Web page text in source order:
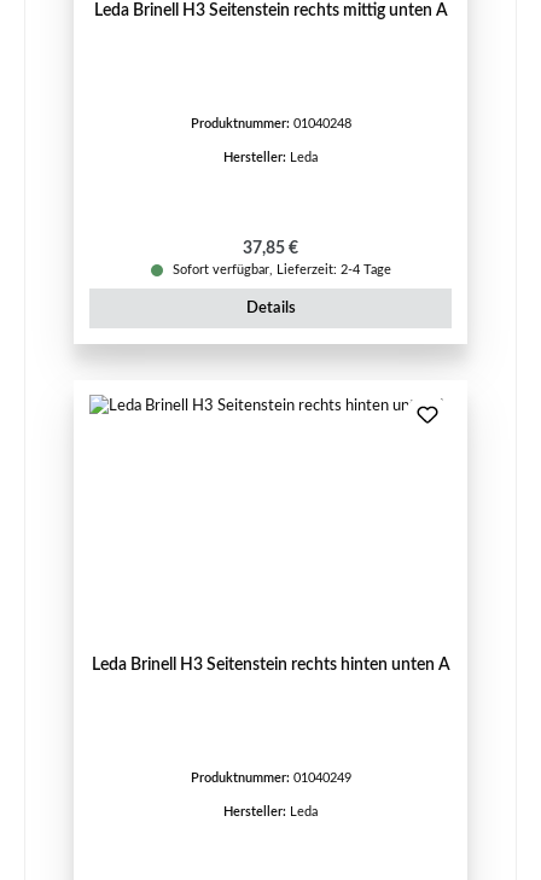
Leda Brinell H3 Seitenstein rechts mittig unten A
Produktnummer: 01040248
Hersteller: Leda
Regulärer Preis:
37,85 €
Sofort verfügbar, Lieferzeit: 2-4 Tage
Details
Leda Brinell H3 Seitenstein rechts hinten unten A
Produktnummer: 01040249
Hersteller: Leda